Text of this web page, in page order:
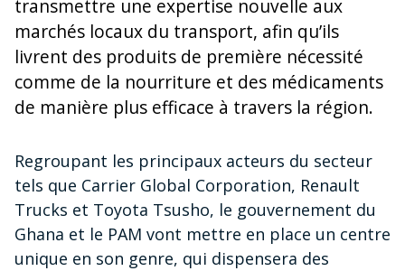
transmettre une expertise nouvelle aux
marchés locaux du transport, afin qu’ils
livrent des produits de première nécessité
comme de la nourriture et des médicaments
de manière plus efficace à travers la région.
Regroupant les principaux acteurs du secteur
tels que Carrier Global Corporation, Renault
Trucks et Toyota Tsusho, le gouvernement du
Ghana et le PAM vont mettre en place un centre
unique en son genre, qui dispensera des